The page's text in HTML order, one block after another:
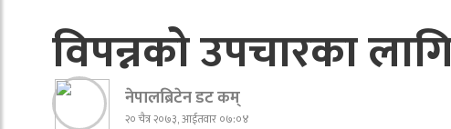
विपन्नको उपचारका
नेपालब्रिटेन डट कम्
२० चैत्र २०७३, आईतवार ०७:०४